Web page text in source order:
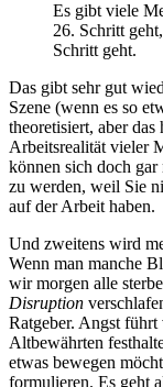
Es gibt viele
26. Schritt
Schritt geht.
Das gibt sehr gut
Szene (wenn es so
theoretisiert, aber
Arbeitsrealität vieler
können sich doch
zu werden, weil Sie
auf der Arbeit haben.
Und zweitens wird
Wenn man manche
wir morgen alle
Disruption
Ratgeber. Angst führt
Altbewährten
etwas bewegen
formulieren. Es geht